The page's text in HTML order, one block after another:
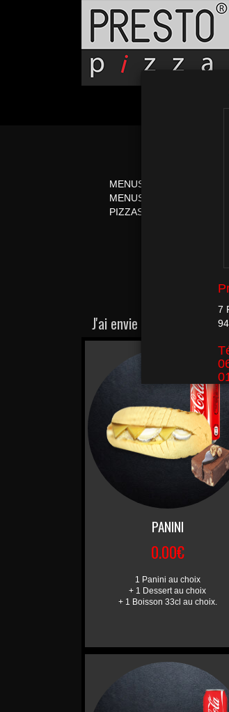
MENUS
MENUS MIDI
PIZZAS TOMATE
J'ai envie de ... POULET!
PANINI
0.00€
1 Panini au choix
+ 1 Dessert au choix
+ 1 Boisson 33cl au choix.